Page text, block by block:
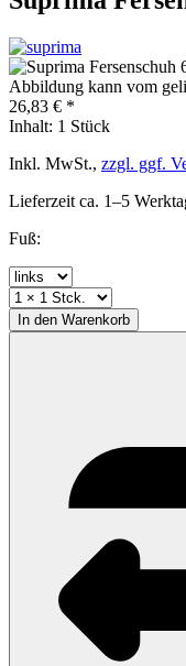
Abbildung kann vom
26,83 € *
Inhalt: 1 Stück
Inkl. MwSt., zzgl. ggf.
Lieferzeit ca. 1–5
Fuß:
In den Warenkorb